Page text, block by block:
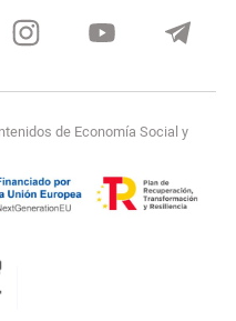
de Economía Social y